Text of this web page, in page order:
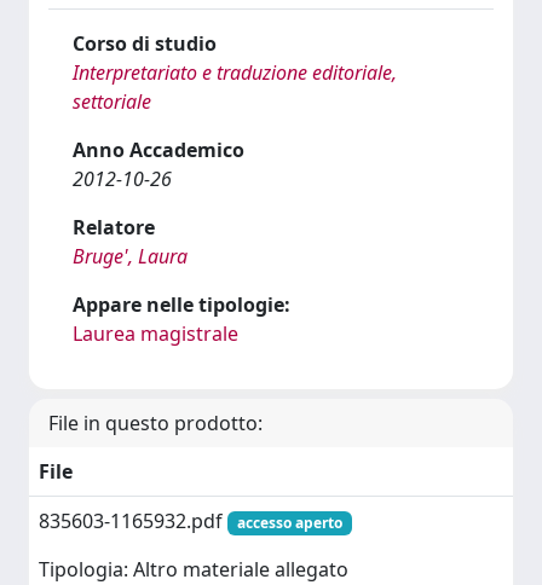
Corso di studio
Interpretariato e traduzione editoriale,
settoriale
Anno Accademico
2012-10-26
Relatore
Bruge', Laura
Appare nelle tipologie:
Laurea magistrale
File in questo prodotto:
File
835603-1165932.pdf
accesso aperto
Tipologia: Altro materiale allegato